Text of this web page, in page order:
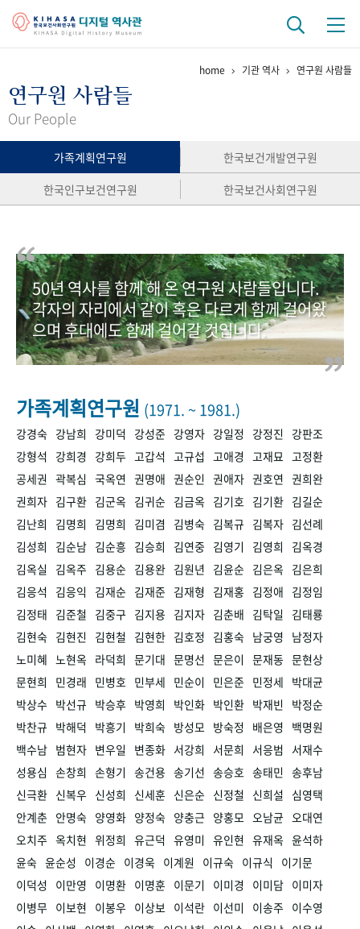
걸어온 길 기관 변천사
연구 역사
정책과 연구 키워드로 보는 연구 역사
연구자들
간행물 변천사
기록물 아카이브
사진 아카이브 문서 기록물 행정박물 영상 기록물
50+1주년 기념
+1
VR 역사관
home 기관 역사 연구원 사람들
연구원 사람들
Our People
가족계획연구원
한국보건개발연구원
한국인구보건연구원
한국보건사회연구원
50년 역사를 함께 해 온 연구원 사람들입니다.
각자의 자리에서 같이 혹은 다르게 함께 걸어왔
으며 후대에도 함께 걸어갈 것입니다.
가족계획연구원 (1971. ~ 1981.)
강경숙 강남희 강미덕 강성준 강영자 강일정 강정진
강판조
강형석
강희경 강희두 고갑석 고규섭 고애경 고재묘 고정환
공세권 곽복심 국옥연 권명애 권순인 권애자 권호연 권희완
권희자 김구환 김군옥 김귀순 김금옥 김기호 김기환 김길순
김난희
김명희 김명희 김미겸 김병숙 김복규 김복자 김선례
김성희
김순남 김순흥 김승희 김연중 김영기 김영희
김옥경
김옥실
김옥주 김용순 김용완 김원년 김윤순 김은옥 김은희
김응석
김응익 김재순 김재준 김재형 김재홍 김정애 김정임
김정태 김준철 김중구 김지용 김지자 김춘배 김탁일
김태룡
김현숙 김현진 김현철 김현한 김호정 김홍숙 남궁영
남정자
노미혜 노현옥 라덕희 문기대 문명선 문은이 문재동 문현상
문현희
민경래 민병호 민부세 민순이 민은준 민정세 박대균
박상수 박선규 박승후 박영희 박인화 박인환 박재빈
박정순
박찬규 박해덕 박흥기 박희숙 방성모 방숙정 배은영
백명원
백수남 범현자 변우일 변종화 서강희 서문희 서응범
서재수
성용심 손창희 손형기 송건용 송기선 송승호 송태민 송후남
신극환 신복우 신성희 신세훈 신은순 신정철 신희설
심영택
안계춘 안명숙 양영화 양정숙 양충근 양홍모 오남균 오대연
오치주 옥치현 위정희 유근덕 유영미 유인현 유재옥 윤석하
윤숙 윤순성 이경순 이경욱 이계원 이규숙 이규식
이기문
이덕성
이만영 이명환 이명훈 이문기 이미경 이미담 이미자
이병무 이보현 이봉우 이상보 이석란 이선미 이송주 이수영